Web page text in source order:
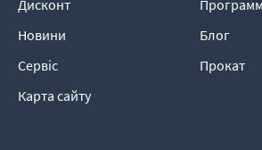
Дисконт
Новини
Блог
Сервіс
Прокат
Карта сайту